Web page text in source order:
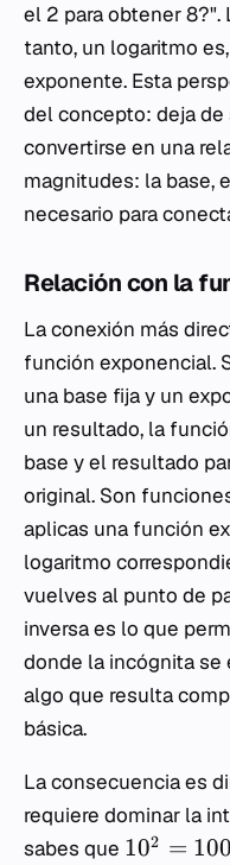
el 2 para obtener 8?".
tanto, un logaritmo
exponente. Esta
del concepto: deja
convertirse en una
magnitudes: la base,
necesario para
Relación con la
La conexión más
función exponencial.
una base fija y un
un resultado, la
base y el resultado
original. Son
aplicas una función
logaritmo
vuelves al punto de
inversa es lo que
donde la incógnita se
algo que resulta
básica.
La consecuencia es
requiere dominar la
sabes que 102 =